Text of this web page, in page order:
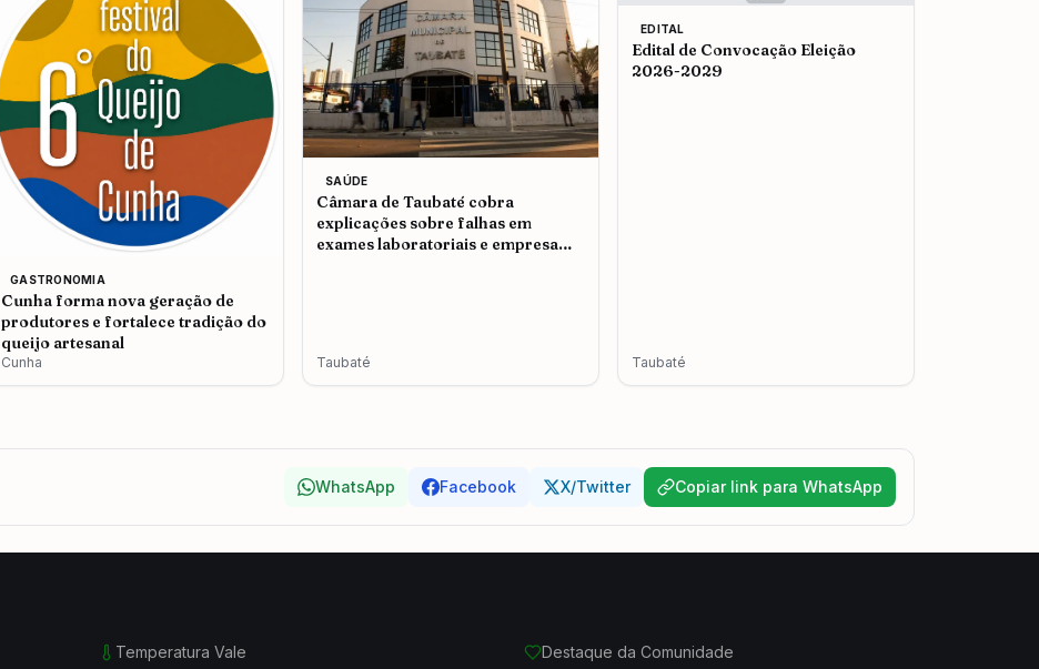
GASTRONOMIA
Cunha forma nova geração de
produtores e fortalece tradição do
queijo artesanal
Cunha
SAÚDE
Câmara de Taubaté cobra
explicações sobre falhas em
exames laboratoriais e empresa
Taubaté
EDITAL
Edital de Convocação Eleição
2026-2029
Taubaté
WhatsApp Facebook X/Twitter Copiar link para WhatsApp
Temperatura Vale
Destaque da Comunidade